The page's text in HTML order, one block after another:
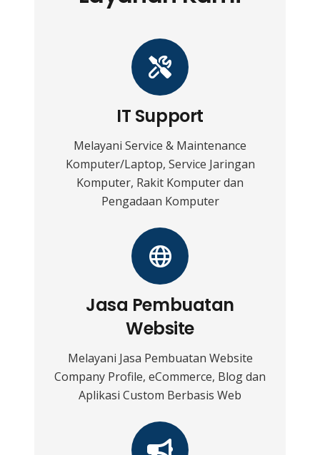
IT Support
Melayani Service & Maintenance
Komputer/Laptop, Service Jaringan
Komputer, Rakit Komputer dan
Pengadaan Komputer
Jasa Pembuatan
Website
Melayani Jasa Pembuatan Website
Company Profile, eCommerce, Blog dan
Aplikasi Custom Berbasis Web